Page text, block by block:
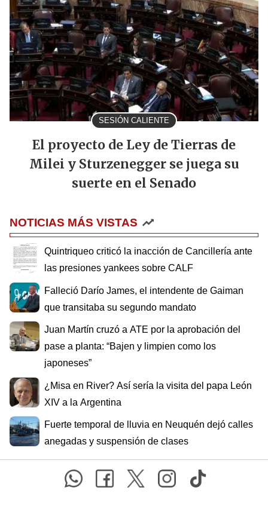
SESIÓN CALIENTE
El proyecto de Ley de Tierras de
Milei y Sturzenegger se juega su
suerte en el Senado
NOTICIAS MÁS VISTAS
Quintriqueo criticó la inacción de Cancillería ante
las presiones yankees sobre CALF
Falleció Darío James, el intendente de Gaiman
que transitaba su segundo mandato
Juan Martín cruzó a ATE por la aprobación del
pase a planta: “Bajen y limpien como los
japoneses”
¿Misa en River? Así sería la visita del papa León
XIV a la Argentina
Fuerte temporal de lluvia en Neuquén dejó calles
anegadas y suspensión de clases